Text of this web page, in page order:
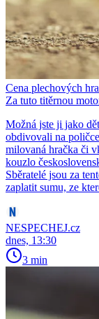
Cena plechových
Za tuto titěrnou
Možná jste ji jako
obdivovali na
milovaná hračka či
kouzlo
Sběratelé jsou za
zaplatit sumu, ze
NESPECHEJ.cz
dnes, 13:30
3 min